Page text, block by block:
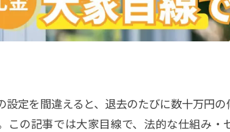
設定を間違えると、退去のたびに数十万円
この記事では大家目線で、法的な仕組み・